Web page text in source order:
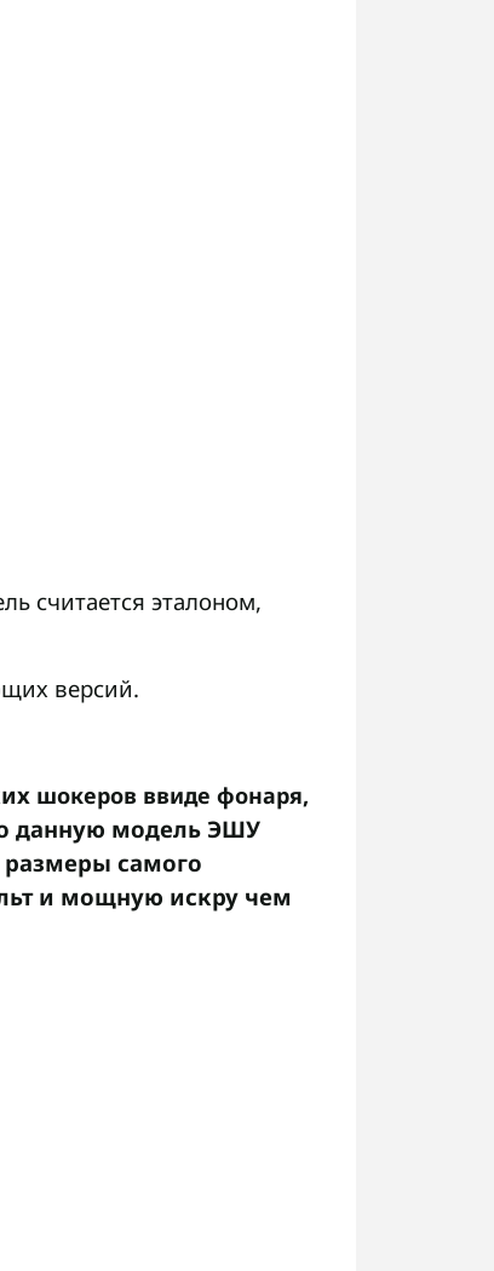
считается эталоном,
версий.
шокеров ввиде фонаря,
данную модель ЭШУ
размеры самого
и мощную искру чем